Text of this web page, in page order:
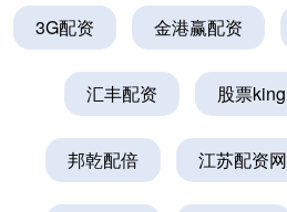
3G配资 金港赢配资
汇丰配资 股票king
邦乾配倍 江苏配资网